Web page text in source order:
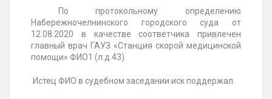
По протокольному определению
Набережночелнинского городского суда от
12.08.2020 в качестве соответчика привлечен
главный врач ГАУЗ «Станция скорой медицинской
помощи» ФИО1 (л.д.43).
Истец ФИО в судебном заседании иск поддержал.